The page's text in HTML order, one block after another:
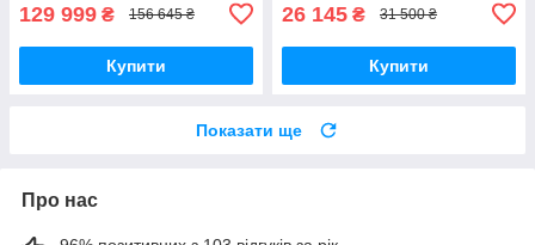
129 999 ₴ 156 645 ₴
Купити
26 145 ₴ 31 500 ₴
Купити
Показати ще
Про нас